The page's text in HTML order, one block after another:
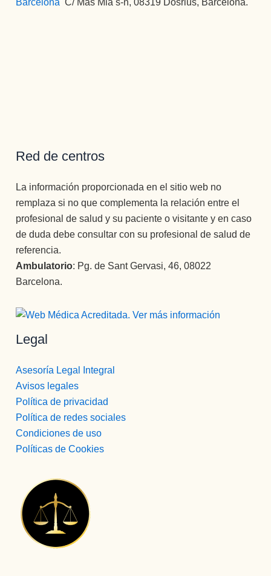
Barcelona :C/ Mas Mia s-n, 08319 Dosrius, Barcelona.
Red de centros
La información proporcionada en el sitio web no
remplaza si no que complementa la relación entre el
profesional de salud y su paciente o visitante y en caso
de duda debe consultar con su profesional de salud de
referencia.
Ambulatorio: Pg. de Sant Gervasi, 46, 08022
Barcelona.
Legal
Asesoría Legal Integral
Avisos legales
Política de privacidad
Política de redes sociales
Condiciones de uso
Políticas de Cookies